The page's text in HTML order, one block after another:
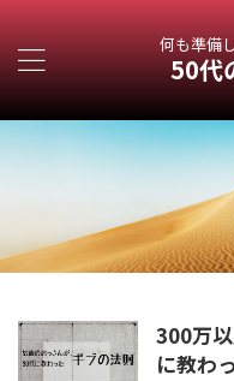
何も準備
50代
300万
に教わ